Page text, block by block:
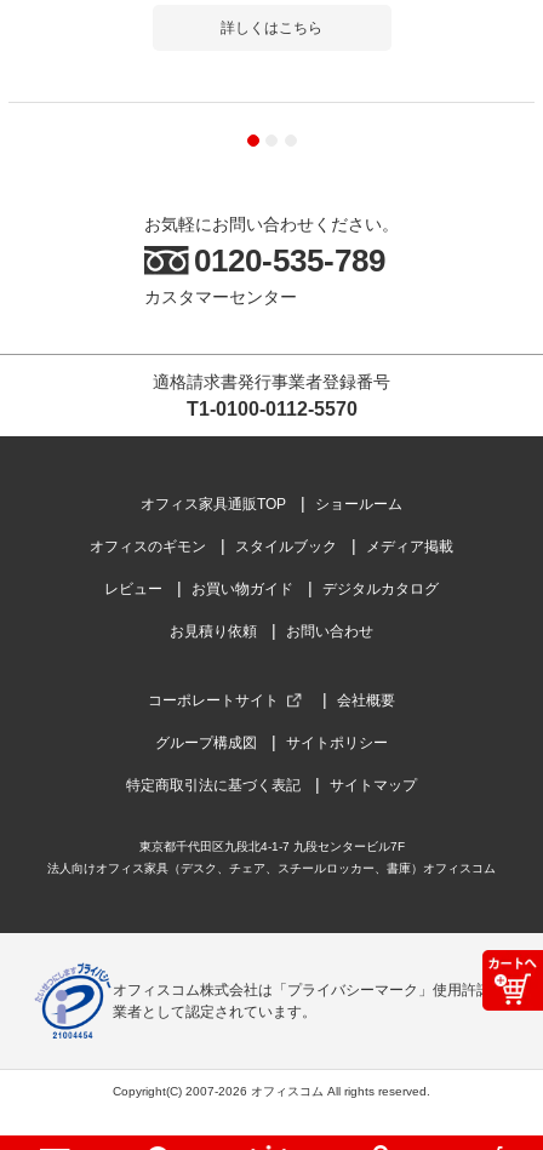
詳しくはこちら
お気軽にお問い合わせください。
0120-535-789
カスタマーセンター
適格請求書発行事業者登録番号
T1-0100-0112-5570
オフィス家具通販TOP ショールーム
オフィスのギモン スタイルブック メディア掲載
レビュー お買い物ガイド デジタルカタログ
お見積り依頼 お問い合わせ
コーポレートサイト 会社概要
グループ構成図 サイトポリシー
特定商取引法に基づく表記 サイトマップ
東京都千代田区九段北4-1-7 九段センタービル7F
法人向けオフィス家具（デスク、チェア、スチールロッカー、書庫）オフィスコム
オフィスコム株式会社は「プライバシーマーク」使用許諾事
業者として認定されています。
Copyright(C) 2007-2026 オフィスコム All rights reserved.